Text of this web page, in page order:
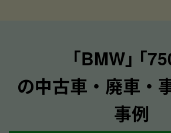
｢BMW｣ ｢
の中古車・廃車・
事例